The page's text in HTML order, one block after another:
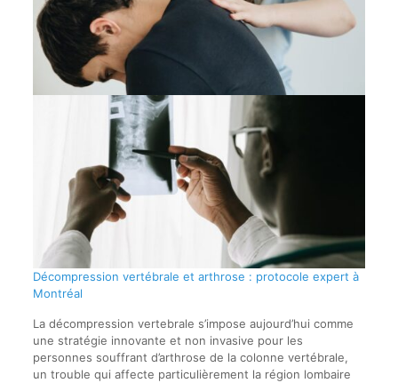
Décompression vertébrale et arthrose : protocole expert à
Montréal
La décompression vertebrale s’impose aujourd’hui comme
une stratégie innovante et non invasive pour les
personnes souffrant d’arthrose de la colonne vertébrale,
un trouble qui affecte particulièrement la région lombaire